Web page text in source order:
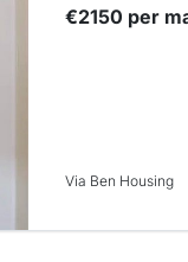
€2150 per
Via Ben Housing